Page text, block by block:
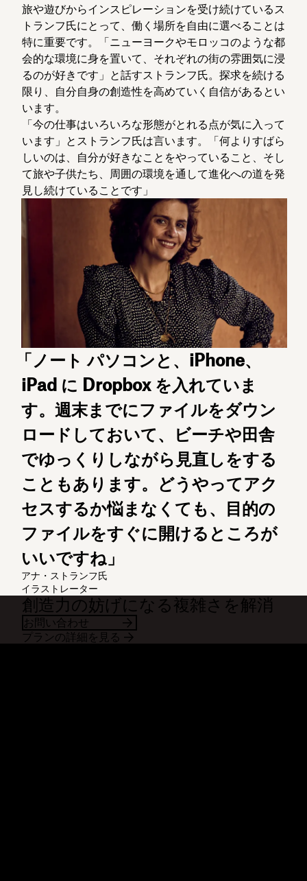
旅や遊びからインスピレーションを受け続けているス
トランフ氏にとって、働く場所を自由に選べることは
特に重要です。「ニューヨークやモロッコのような都
会的な環境に身を置いて、それぞれの街の雰囲気に浸
るのが好きです」と話すストランフ氏。探求を続ける
限り、自分自身の創造性を高めていく自信があるとい
います。
「今の仕事はいろいろな形態がとれる点が気に入って
います」とストランフ氏は言います。「何よりすばら
しいのは、自分が好きなことをやっていること、そし
て旅や子供たち、周囲の環境を通して進化への道を発
見し続けていることです」
「ノート パソコンと、iPhone、
iPad に Dropbox を入れていま
す。週末までにファイルをダウン
ロードしておいて、ビーチや田舎
でゆっくりしながら見直しをする
こともあります。どうやってアク
セスするか悩まなくても、目的の
ファイルをすぐに開けるところが
いいですね」
アナ・ストランフ氏
イラストレーター
創造力の妨げになる複雑さを解消
お問い合わせ
プランの詳細を見る